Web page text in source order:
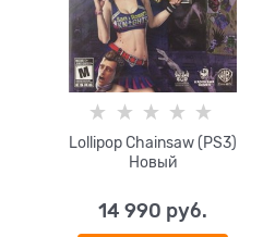
Lollipop Chainsaw (PS3)
Новый
14 990 руб.